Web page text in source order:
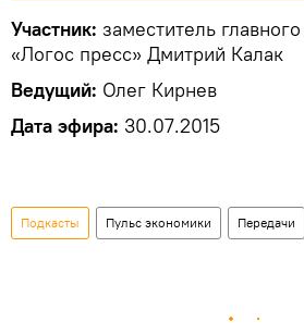
Участник: заместитель
«Логос пресс» Дмитрий Калак
Ведущий: Олег Кирнев
Дата эфира: 30.07.2015
Подкасты Пульс экономики Передачи